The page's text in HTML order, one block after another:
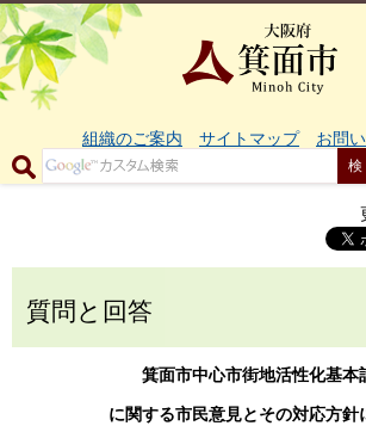
組織のご案内 サイトマップ お問
質問と回答
箕面市中心市街地活性化基本
に関する市民意見とその対応方針